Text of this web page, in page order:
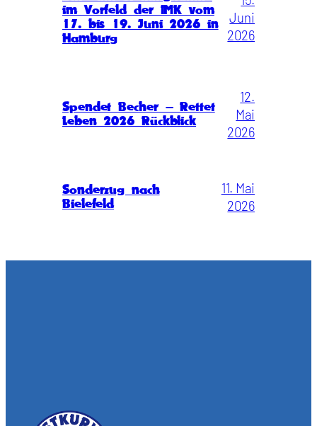
im Vorfeld der IMK vom
17. bis 19. Juni 2026 in
Hamburg
Juni
2026
Spendet Becher – Rettet
Leben 2026 Rückblick
12.
Mai
2026
Sonderzug nach
Bielefeld
11. Mai
2026